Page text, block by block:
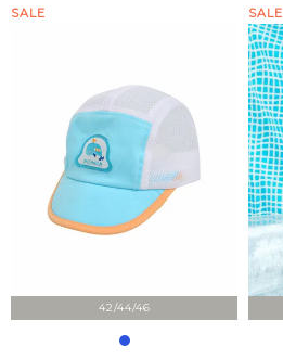
42/44/46
SALE SALE